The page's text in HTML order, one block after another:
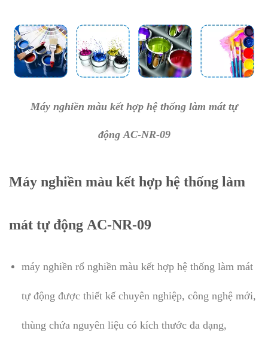
Máy nghiền màu kết hợp hệ thống làm mát tự
động AC-NR-09
Máy nghiền màu kết hợp hệ thống làm
mát tự động AC-NR-09
máy nghiền rổ nghiền màu kết hợp hệ thống làm mát
tự động được thiết kế chuyên nghiệp, công nghệ mới,
thùng chứa nguyên liệu có kích thước đa dạng,